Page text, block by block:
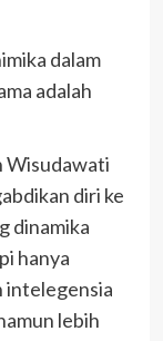
dalam
adalah
Wisudawati
diri ke
dinamika
hanya
intelegensia
lebih